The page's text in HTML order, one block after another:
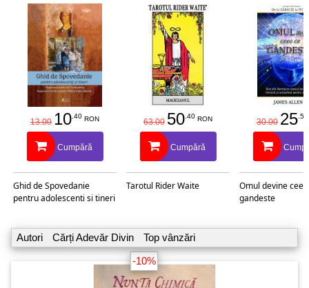
13.00 10 .40 RON
Cumpără
Ghid de Spovedanie
pentru adolescenti si tineri
63.00 50 .40 RON
Cumpără
Tarotul Rider Waite
30.00 25 .50
Omul devine
gandeste
Autori Cărți Adevăr Divin
Top vânzări
-10%